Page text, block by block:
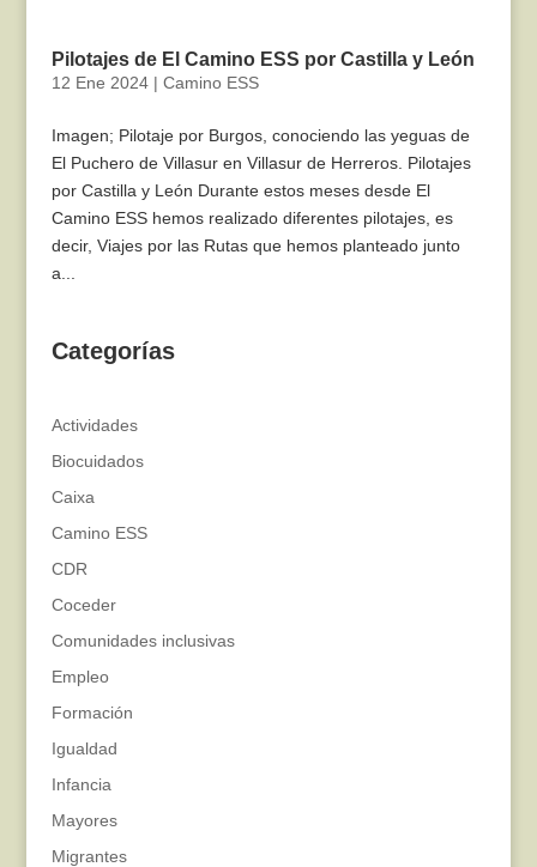
Pilotajes de El Camino ESS por Castilla y León
12 Ene 2024| Camino ESS
Imagen; Pilotaje por Burgos, conociendo las yeguas de
El Puchero de Villasur en Villasur de Herreros. Pilotajes
por Castilla y León Durante estos meses desde El
Camino ESS hemos realizado diferentes pilotajes, es
decir, Viajes por las Rutas que hemos planteado junto
a...
Categorías
Actividades
Biocuidados
Caixa
Camino ESS
CDR
Coceder
Comunidades inclusivas
Empleo
Formación
Igualdad
Infancia
Mayores
Migrantes